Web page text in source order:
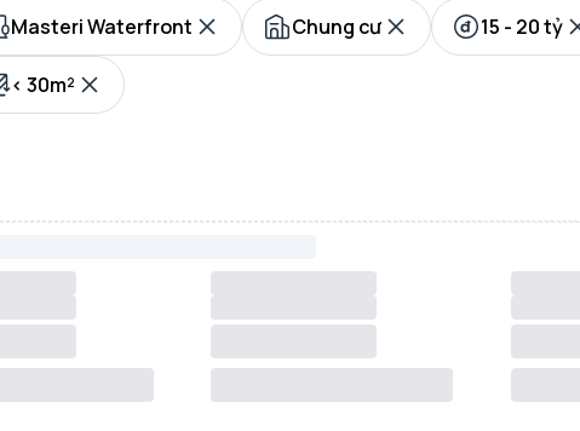
Masteri Waterfront Chung cư 15 - 20 tỷ
< 30m²